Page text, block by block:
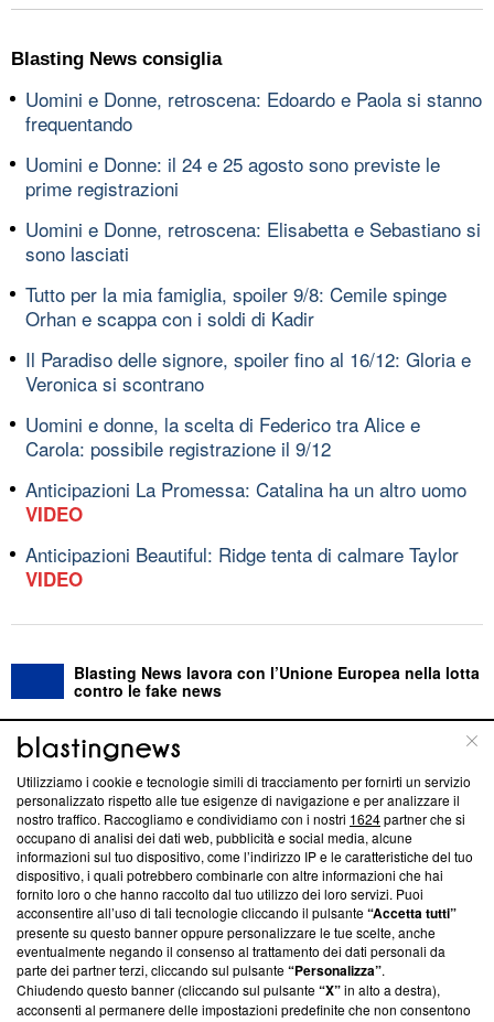
Blasting News consiglia
Uomini e Donne, retroscena: Edoardo e Paola si stanno
frequentando
Uomini e Donne: il 24 e 25 agosto sono previste le
prime registrazioni
Uomini e Donne, retroscena: Elisabetta e Sebastiano si
sono lasciati
Tutto per la mia famiglia, spoiler 9/8: Cemile spinge
Orhan e scappa con i soldi di Kadir
Il Paradiso delle signore, spoiler fino al 16/12: Gloria e
Veronica si scontrano
Uomini e donne, la scelta di Federico tra Alice e
Carola: possibile registrazione il 9/12
Anticipazioni La Promessa: Catalina ha un altro uomo
VIDEO
Anticipazioni Beautiful: Ridge tenta di calmare Taylor
VIDEO
Blasting News lavora con l’Unione Europea nella lotta
contro le fake news
ABOUT LINEA EDITORIALE
Questa sezione offre informazioni trasparenti su Blasting
News, sui nostri processi editoriali e su come ci impegniamo a
creare news di qualità. Inoltre, afferma la nostra aderenza a
‘Trust Project - News with Integrity’Blasting News non è
ancora membro del programma, ma ha richiesto di farne
parte; Trust Project non ha ancora effettuato una verifica di
conformità agli standard.
Su di noi
Utilizziamo i cookie e tecnologie simili di tracciamento per fornirti un servizio
personalizzato rispetto alle tue esigenze di navigazione e per analizzare il
nostro traffico. Raccogliamo e condividiamo con i nostri 1624partner che si
occupano di analisi dei dati web, pubblicità e social media, alcune
informazioni sul tuo dispositivo, come l’indirizzo IP e le caratteristiche del tuo
dispositivo, i quali potrebbero combinarle con altre informazioni che hai
fornito loro o che hanno raccolto dal tuo utilizzo dei loro servizi. Puoi
acconsentire all’uso di tali tecnologie cliccando il pulsante“Accetta tutti”
presente su questo banner oppure personalizzare le tue scelte, anche
eventualmente negando il consenso al trattamento dei dati personali da
parte dei partner terzi, cliccando sul pulsante“Personalizza”.
Chiudendo questo banner (cliccando sul pulsante“X”in alto a destra),
acconsenti al permanere delle impostazioni predefinite che non consentono